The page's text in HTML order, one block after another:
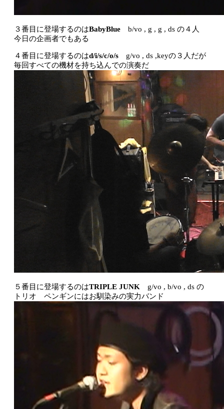
３番目に登場するのはBabyBlue b/vo , g , g , ds の４人
今日の企画者でもある
４番目に登場するのはd/i/s/c/o/s g/vo , ds ,keyの３人だが
毎回すべての機材を持ち込んでの演奏だ
５番目に登場するのはTRIPLE JUNK g/vo , b/vo , ds の
トリオ ペンギンにはお馴染みの実力バンド